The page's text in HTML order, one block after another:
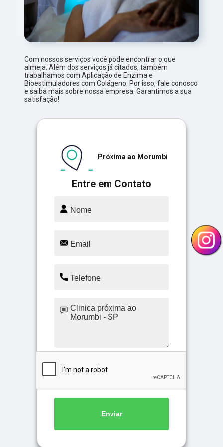
Com nossos serviços você pode encontrar o que
almeja. Além dos serviços já citados, também
trabalhamos com Aplicação de Enzima e
Bioestimuladores com Colágeno. Por isso, fale conosco
e saiba mais sobre nossa empresa. Garantimos a sua
satisfação!
Entre em Contato
Próxima ao Morumbi
Enviar